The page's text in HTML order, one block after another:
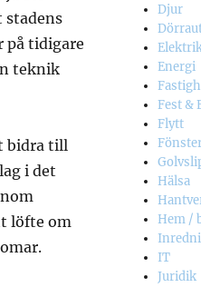
stadens
på tidigare
teknik
bidra till
i det
löfte om
Djur
Energi
Fest &
Flytt
Hälsa
Hem /
IT
Juridik